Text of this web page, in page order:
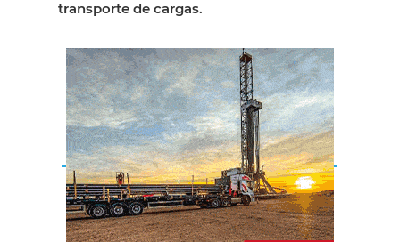
transporte de cargas.